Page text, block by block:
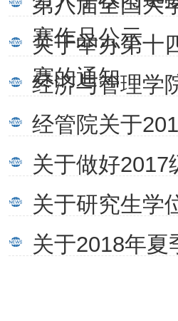
赛作品公示
关于举办第十
赛的通知
经济与管理学
经管院关于
关于做好2017
关于研究生学
关于2018年夏